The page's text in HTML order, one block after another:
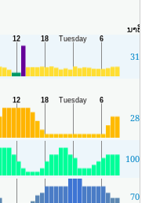
ນາທີ
31
28
1007
70